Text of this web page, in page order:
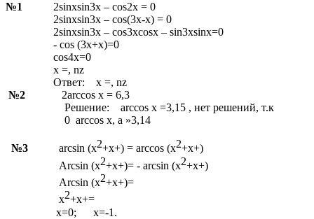
№1
2sinxsin3x – cos2x = 0
2sinxsin3x – cos(3x-x) = 0
2sinxsin3x – cos3xcosx – sin3xsinx=0
- cos (3x+x)=0
cos4x=0
x =, nz
Ответ: x =, nz
№2 2arccos x = 6,3
Решение: arccos x =3,15 , нет решений, т.к
0 arccos x, а »3,14
№3 arcsin (x2+x+) = arccos (x2+x+)
Arcsin (x2+x+)= - arcsin (x2+x+)
Arcsin (x2+x+)=
x2+x+=
х=0; х=-1.